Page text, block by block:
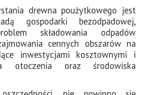
drewna poużytkowego jest
gospodarki bezodpadowej,
składowania odpadów
cennych obszarów na
inwestycjami kosztownymi i
otoczenia oraz środowiska